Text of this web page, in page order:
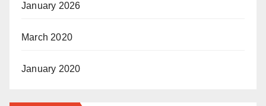
January 2026
March 2020
January 2020